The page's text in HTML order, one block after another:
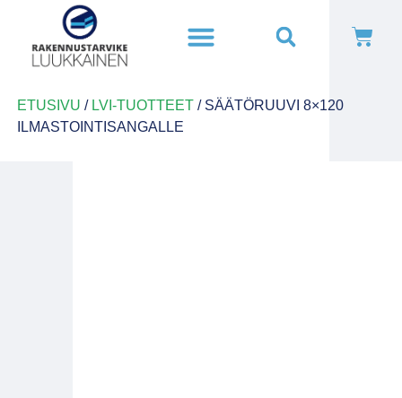
ETUSIVU / LVI-TUOTTEET/ SÄÄTÖRUUVI 8×120
ILMASTOINTISANGALLE